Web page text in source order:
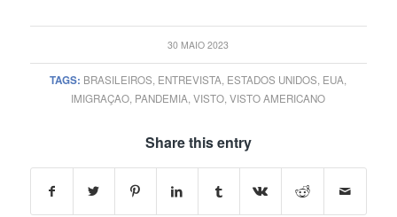
30 MAIO 2023
TAGS: BRASILEIROS, ENTREVISTA, ESTADOS UNIDOS, EUA,
IMIGRAÇAO, PANDEMIA,VISTO,VISTO AMERICANO
Share this entry